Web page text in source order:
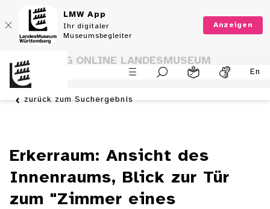
LMW App
Ihr digitaler
Museumsbegleiter
Anzeigen
En
SAMMLUNG ONLINE LANDESMUSEUM
WÜRTTEMBERG
zurück zum Suchergebnis
Erkerraum: Ansicht des
Innenraums, Blick zur Tür
zum "Zimmer eines